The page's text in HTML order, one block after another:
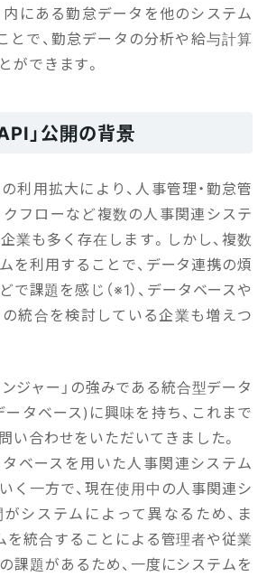
内にある勤怠データを他のシステム
とで、勤怠データの分析や給与計算
ができます。
」公開の背景
利用拡大により、人事管理・勤怠管
クフローなど複数の人事関連システ
業も多く存在します。しかし、複数
を利用することで、データ連携の煩
課題を感じ（※1）、データベースや
統合を検討している企業も増えつ
ンジャー」の強みである統合型データ
タベース)に興味を持ち、これまで
い合わせをいただいてきました。
ベースを用いた人事関連システム
く一方で、現在使用中の人事関連シ
システムによって異なるため、ま
を統合することによる管理者や従業
課題があるため、一度にシステムを